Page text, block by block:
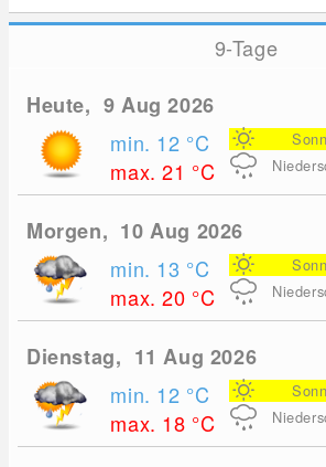
9-Tage
Heute, 9 Aug 2026
min. 12 °C
max. 21 °C
Morgen, 10 Aug 2026
min. 13 °C
max. 20 °C
Dienstag, 11 Aug 2026
min. 12 °C
max. 18 °C